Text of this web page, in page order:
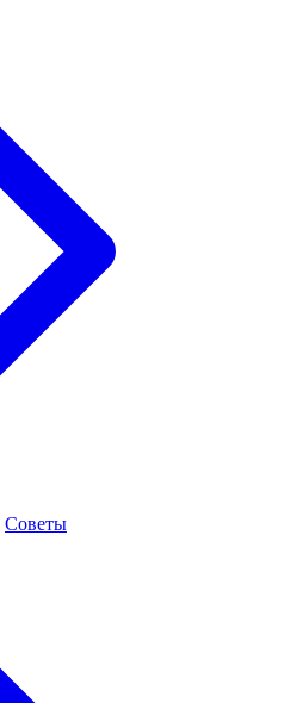
Советы